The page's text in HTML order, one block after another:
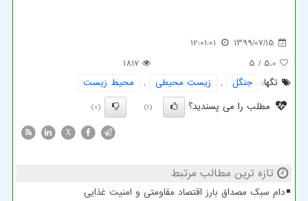
1399/07/15
12:01:01
5.0
/ 5
1817
تگها:
جنگل , زیست محیطی ,
محیط زیست
مطلب را می پسندید؟
(1)
(0)
X
تازه ترین مطالب مرتبط
دام سبک مصداق بارز اقتصاد مقاومتی و امنیت غذایی